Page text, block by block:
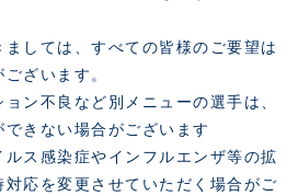
ましては、すべての皆様のご要望は
ざいます。
ン不良など別メニューの選手は、
きない場合がございます
ルス感染症やインフルエンザ等の拡
応を変更させていただく場合がご